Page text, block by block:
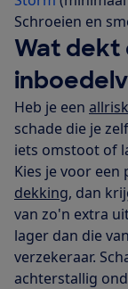
Schroeien en
Wat dekt
Heb je een
schade die je
iets omstoot of
Kies je voor een
dekking, dan
van zo'n extra
lager dan die
verzekeraar.
achterstallig